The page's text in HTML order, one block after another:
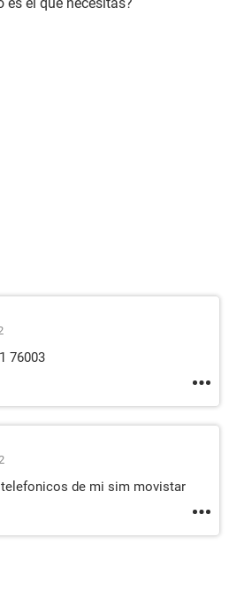
76003
de mi sim movistar